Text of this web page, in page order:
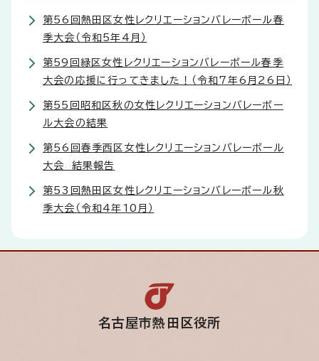
第56回熱田区女性レクリエーションバレーボール春
季大会（令和5年4月）
第59回緑区女性レクリエーションバレーボール春季
大会の応援に行ってきました！（令和7年6月26日）
第55回昭和区秋の女性レクリエーションバレーボー
ル大会の結果
第56回春季西区女性レクリエーションバレーボール
大会 結果報告
第53回熱田区女性レクリエーションバレーボール秋
季大会（令和4年10月）
名古屋市熱田区役所